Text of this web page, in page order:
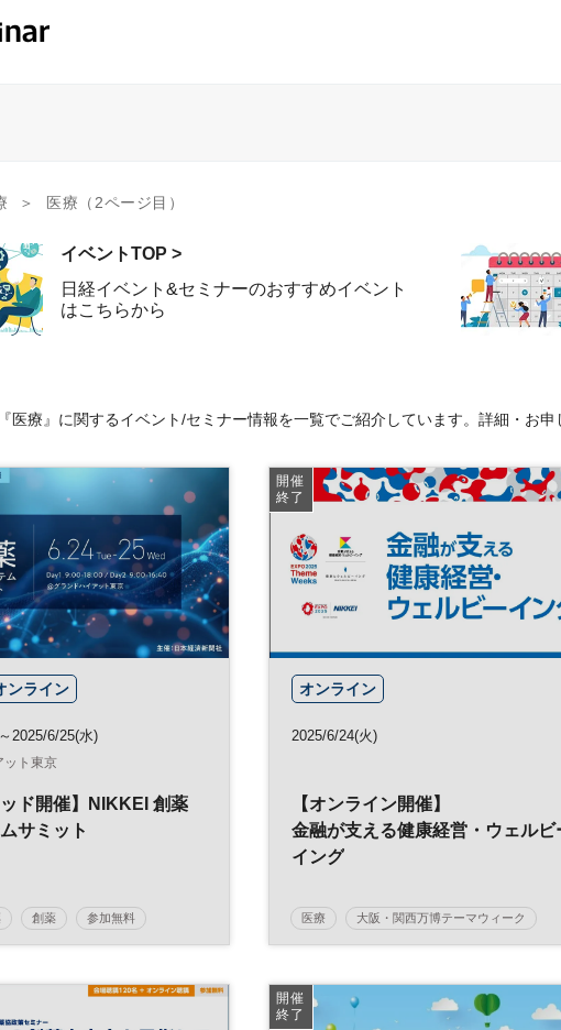
医療（2ページ目）
イベントTOP >
日経イベント&セミナーのおすすめイベント
はこちらから
医療』に関するイベント/セミナー情報を一覧でご紹介しています。詳細・お
ンライン
2025/6/25(水)
ット東京
ッド開催】NIKKEI 創薬
サミット
創薬 参加無料
開催
終了
オンライン
2025/6/24(火)
【オンライン開催】
金融が支える健康経営・ウェルビ
イング
医療 大阪・関西万博テーマウィーク
健康経営
開催
終了